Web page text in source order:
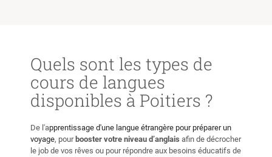
Quels sont les types de
cours de langues
disponibles à Poitiers ?
De l'apprentissage d'une langue étrangère pour préparer un
voyage, pour booster votre niveau d’anglais afin de décrocher
le job de vos rêves ou pour répondre aux besoins éducatifs de